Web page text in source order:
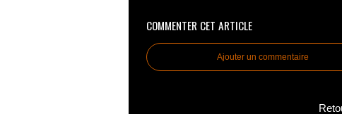
COMMENTER CET ARTICLE
Ajouter un commentaire